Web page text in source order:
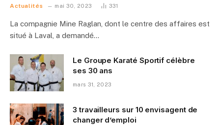
Actualités mai 30, 2023 331
La compagnie Mine Raglan, dont le centre des affaires est
situé à Laval, a demandé…
Le Groupe Karaté Sportif célèbre
ses 30 ans
mars 31, 2023
3 travailleurs sur 10 envisagent de
changer d’emploi